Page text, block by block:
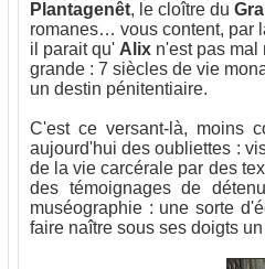
Plantagenêt, le cloître du
romanes… vous content, par
il parait qu' Alix n'est pas mal
grande : 7 siècles de vie
un destin pénitentiaire.
C'est ce versant-là, moins
aujourd'hui des oubliettes :
de la vie carcérale par des
des témoignages de
muséographie : une sorte
faire naître sous ses doigts